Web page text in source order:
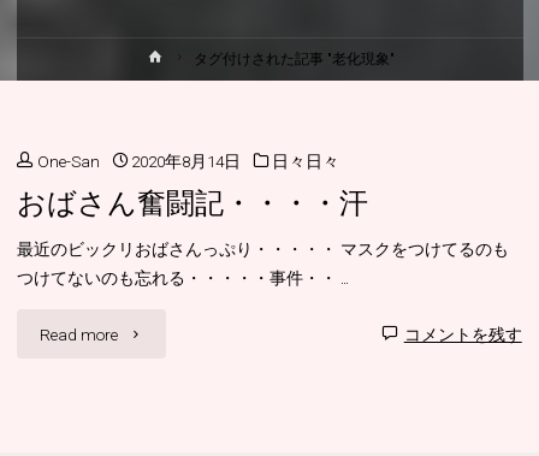
ー
タグ付けされた記事 "老化現象"
One-San 2020年8月14日 日々日々
おばさん奮闘記・・・・汗
最近のビックリおばさんっぷり・・・・・ マスクをつけてるのも
つけてないのも忘れる・・・・・事件・・ …
Read more "お コメントを残す